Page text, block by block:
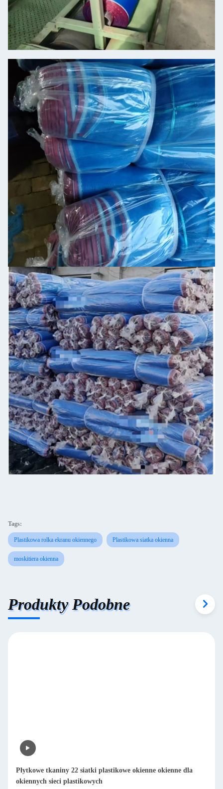
Tags:
Plastikowa rolka ekranu okiennego Plastikowa siatka okienna
moskitiera okienna
Produkty Podobne
Płytkowe tkaniny 22 siatki plastikowe okienne okienne dla
okiennych sieci plastikowych